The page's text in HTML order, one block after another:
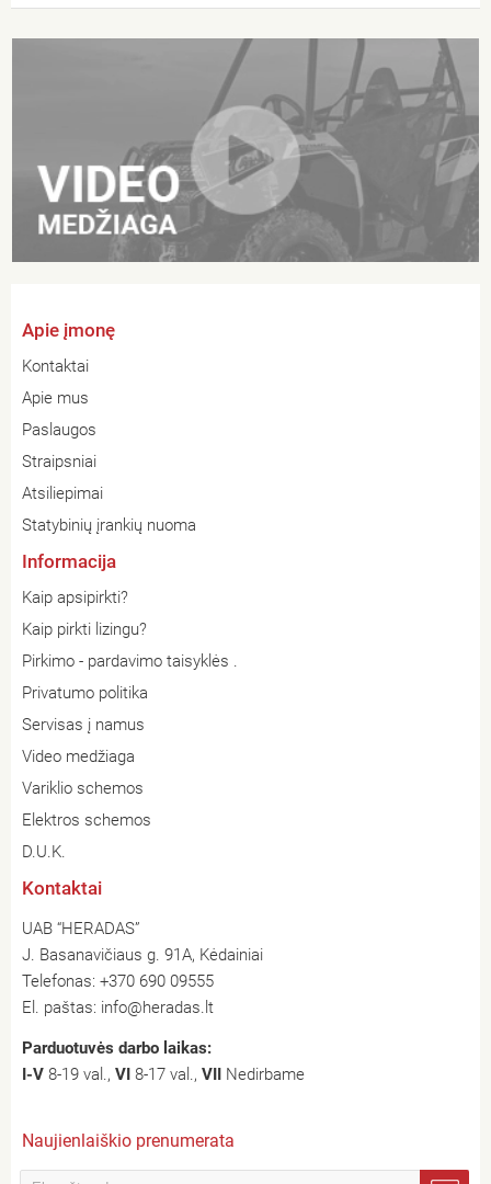
Apie įmonę
Kontaktai
Apie mus
Paslaugos
Straipsniai
Atsiliepimai
Statybinių įrankių nuoma
Informacija
Kaip apsipirkti?
Kaip pirkti lizingu?
Pirkimo - pardavimo taisyklės .
Privatumo politika
Servisas į namus
Video medžiaga
Variklio schemos
Elektros schemos
D.U.K.
Kontaktai
UAB “HERADAS”
J. Basanavičiaus g. 91A, Kėdainiai
Telefonas: +370 690 09555
El. paštas: info@heradas.lt
Parduotuvės darbo laikas:
I-V 8-19 val., VI 8-17 val., VII Nedirbame
Naujienlaiškio prenumerata